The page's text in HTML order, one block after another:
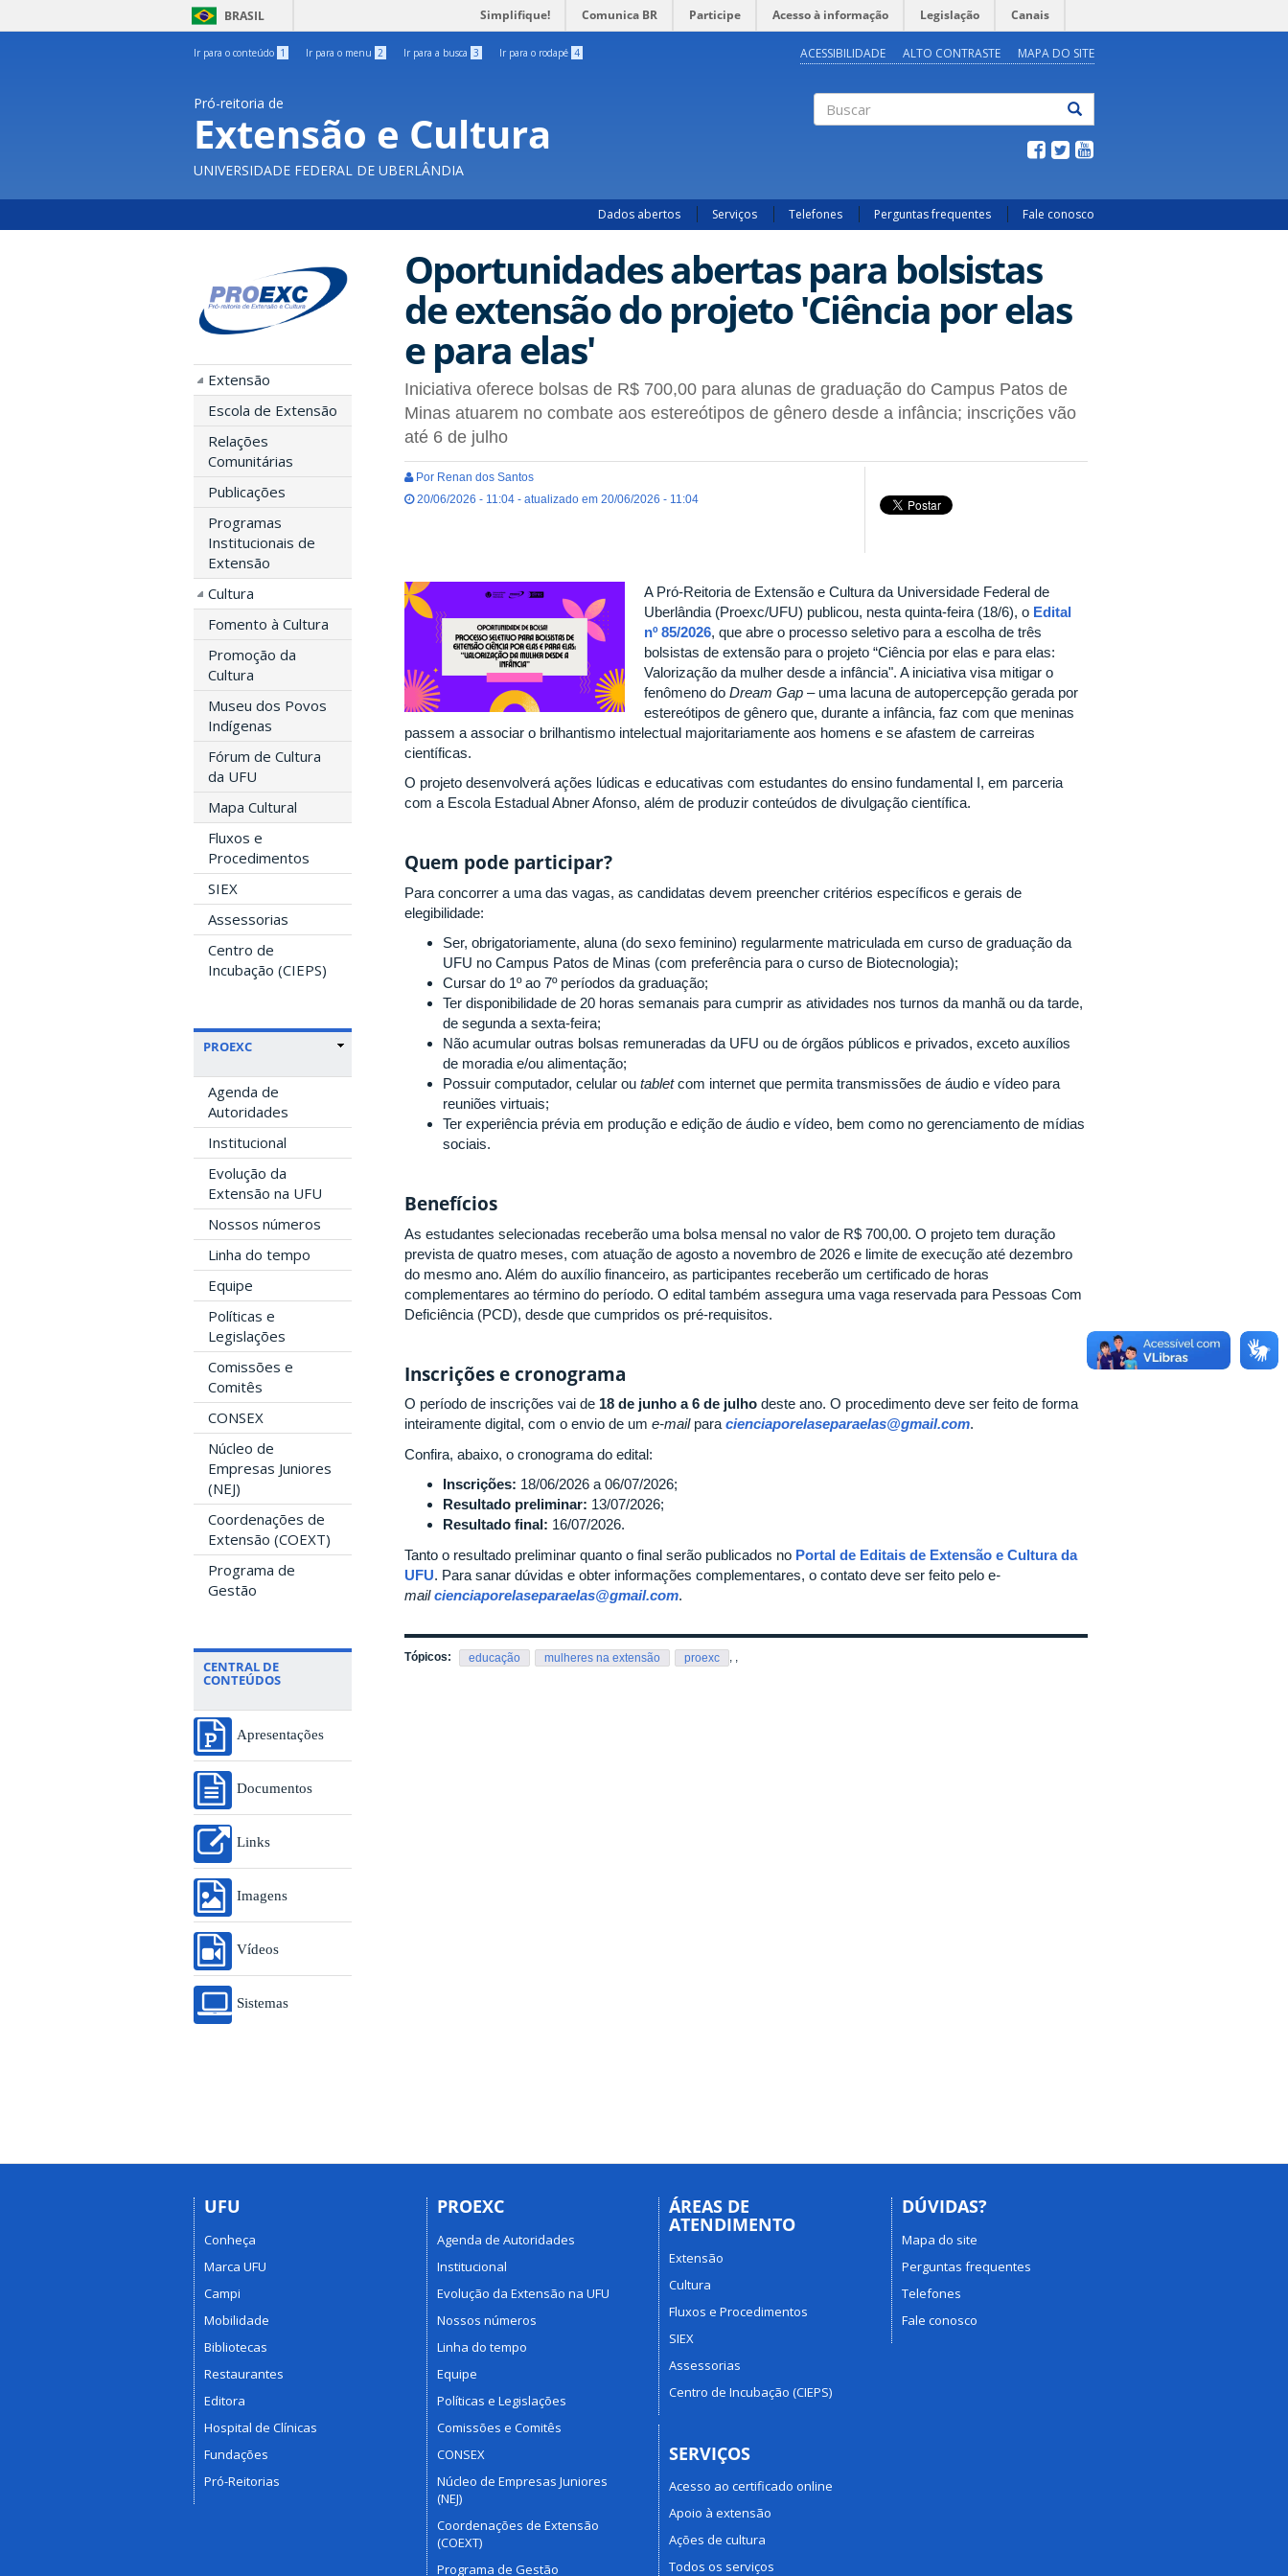
BRASIL Simplifique! Comunica BR Participe Acesso à informação Legislação Canais
Ir para o conteúdo 1 Ir para o menu 2 Ir para a busca 3 Ir para o rodapé 4 ACESSIBILIDADE ALTO CONTRASTE MAPA DO SITE
Pró-reitoria de
Extensão e Cultura
UNIVERSIDADE FEDERAL DE UBERLÂNDIA
Dados abertos Serviços Telefones Perguntas frequentes Fale conosco
Extensão
Escola de Extensão
Relações
Comunitárias
Publicações
Programas
Institucionais de
Extensão
Cultura
Fomento à Cultura
Promoção da
Cultura
Museu dos Povos
Indígenas
Fórum de Cultura
da UFU
Mapa Cultural
Fluxos e
Procedimentos
SIEX
Assessorias
Centro de
Incubação (CIEPS)
PROEXC
Agenda de
Autoridades
Institucional
Evolução da
Extensão na UFU
Nossos números
Linha do tempo
Equipe
Políticas e
Legislações
Comissões e
Comitês
CONSEX
Núcleo de
Empresas Juniores
(NEJ)
Coordenações de
Extensão (COEXT)
Programa de
Gestão
CENTRAL DE
CONTEÚDOS
Apresentações
Documentos
Links
Imagens
Vídeos
Sistemas
Oportunidades abertas para bolsistas
de extensão do projeto 'Ciência por elas
e para elas'
Iniciativa oferece bolsas de R$ 700,00 para alunas de graduação do Campus Patos de
Minas atuarem no combate aos estereótipos de gênero desde a infância; inscrições vão
até 6 de julho
Por Renan dos Santos
20/06/2026 - 11:04 - atualizado em 20/06/2026 - 11:04
A Pró-Reitoria de Extensão e Cultura da Universidade Federal de
Uberlândia (Proexc/UFU) publicou, nesta quinta-feira (18/6), o Edital
nº 85/2026, que abre o processo seletivo para a escolha de três
bolsistas de extensão para o projeto “Ciência por elas e para elas:
Valorização da mulher desde a infância". A iniciativa visa mitigar o
fenômeno do Dream Gap – uma lacuna de autopercepção gerada por
estereótipos de gênero que, durante a infância, faz com que meninas
passem a associar o brilhantismo intelectual majoritariamente aos homens e se afastem de carreiras
científicas.
O projeto desenvolverá ações lúdicas e educativas com estudantes do ensino fundamental I, em parceria
com a Escola Estadual Abner Afonso, além de produzir conteúdos de divulgação científica.
Quem pode participar?
Para concorrer a uma das vagas, as candidatas devem preencher critérios específicos e gerais de
elegibilidade:
Ser, obrigatoriamente, aluna (do sexo feminino) regularmente matriculada em curso de graduação da
UFU no Campus Patos de Minas (com preferência para o curso de Biotecnologia);
Cursar do 1º ao 7º períodos da graduação;
Ter disponibilidade de 20 horas semanais para cumprir as atividades nos turnos da manhã ou da tarde,
de segunda a sexta-feira;
Não acumular outras bolsas remuneradas da UFU ou de órgãos públicos e privados, exceto auxílios
de moradia e/ou alimentação;
Possuir computador, celular ou tabletcom internet que permita transmissões de áudio e vídeo para
reuniões virtuais;
Ter experiência prévia em produção e edição de áudio e vídeo, bem como no gerenciamento de mídias
sociais.
Benefícios
As estudantes selecionadas receberão uma bolsa mensal no valor de R$ 700,00. O projeto tem duração
prevista de quatro meses, com atuação de agosto a novembro de 2026 e limite de execução até dezembro
do mesmo ano. Além do auxílio financeiro, as participantes receberão um certificado de horas
complementares ao término do período. O edital também assegura uma vaga reservada para Pessoas Com
Deficiência (PCD), desde que cumpridos os pré-requisitos.
Inscrições e cronograma
O período de inscrições vai de 18 de junho a 6 de julho deste ano. O procedimento deve ser feito de forma
inteiramente digital, com o envio de um e-mailpara cienciaporelaseparaelas@gmail.com.
Confira, abaixo, o cronograma do edital:
Inscrições: 18/06/2026 a 06/07/2026;
Resultado preliminar: 13/07/2026;
Resultado final: 16/07/2026.
Tanto o resultado preliminar quanto o final serão publicados no Portal de Editais de Extensão e Cultura da
UFU. Para sanar dúvidas e obter informações complementares, o contato deve ser feito pelo e-
mailcienciaporelaseparaelas@gmail.com.
Tópicos: educação mulheres na extensão proexc
UFU
Conheça
Marca UFU
Campi
Mobilidade
Bibliotecas
Restaurantes
Editora
Hospital de Clínicas
Fundações
Pró-Reitorias
PROEXC
Agenda de Autoridades
Institucional
Evolução da Extensão na UFU
Nossos números
Linha do tempo
Equipe
Políticas e Legislações
Comissões e Comitês
CONSEX
Núcleo de Empresas Juniores
(NEJ)
Coordenações de Extensão
(COEXT)
Programa de Gestão
ÁREAS DE
ATENDIMENTO
Extensão
Cultura
Fluxos e Procedimentos
SIEX
Assessorias
Centro de Incubação (CIEPS)
SERVIÇOS
Acesso ao certificado online
Apoio à extensão
Ações de cultura
Todos os serviços
DÚVIDAS?
Mapa do site
Perguntas frequentes
Telefones
Fale conosco